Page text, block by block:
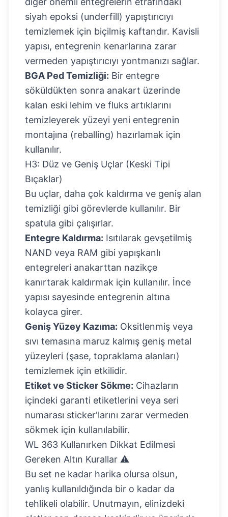
siyah epoksi (underfill) yapıştırıcıyı
temizlemek için biçilmiş kaftandır. Kavisli
yapısı, entegrenin kenarlarına zarar
vermeden yapıştırıcıyı yontmanızı sağlar.
BGA Ped Temizliği: Bir entegre
söküldükten sonra anakart üzerinde
kalan eski lehim ve fluks artıklarını
temizleyerek yüzeyi yeni entegrenin
montajına (reballing) hazırlamak için
kullanılır.
H3: Düz ve Geniş Uçlar (Keski Tipi
Bıçaklar)
Bu uçlar, daha çok kaldırma ve geniş alan
temizliği gibi görevlerde kullanılır. Bir
spatula gibi çalışırlar.
Entegre Kaldırma: Isıtılarak gevşetilmiş
NAND veya RAM gibi yapışkanlı
entegreleri anakarttan nazikçe
kanırtarak kaldırmak için kullanılır. İnce
yapısı sayesinde entegrenin altına
kolayca girer.
Geniş Yüzey Kazıma: Oksitlenmiş veya
sıvı temasına maruz kalmış geniş metal
yüzeyleri (şase, topraklama alanları)
temizlemek için etkilidir.
Etiket ve Sticker Sökme: Cihazların
içindeki garanti etiketlerini veya seri
numarası sticker'larını zarar vermeden
sökmek için kullanılabilir.
WL 363 Kullanırken Dikkat Edilmesi
Gereken Altın Kurallar ⚠️
Bu set ne kadar harika olursa olsun,
yanlış kullanıldığında bir o kadar da
tehlikeli olabilir. Unutmayın, elinizdeki